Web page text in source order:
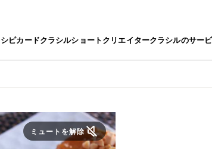
ピカードクラシルショートクリエイタークラシルのサー
ミュートを解除